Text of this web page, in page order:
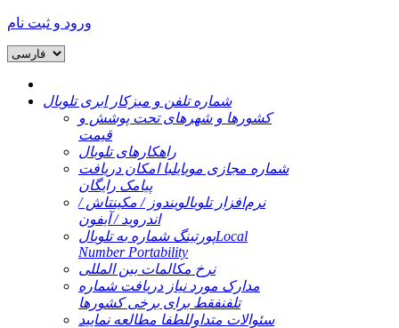
ورود و ثبت نام
شماره تلفن و میزکار ابری تلوبال
کشورها و شهرهای تحت پوشش و
قیمت
راهکارهای تلوبال
شماره مجازی موبایلبا امکان دریافت
پیامک رایگان
نرم‌افزار تلوبالویندوز / مکینتاش /
اندروید / آیفون
پورتینگ شماره به تلوبالLocal
Number Portability
نرخ مکالمات بین المللی
مدارک مورد نیاز دریافت شماره
تلفنفقط برای برخی کشورها
سئوالات متداوللطفا مطالعه نمایید